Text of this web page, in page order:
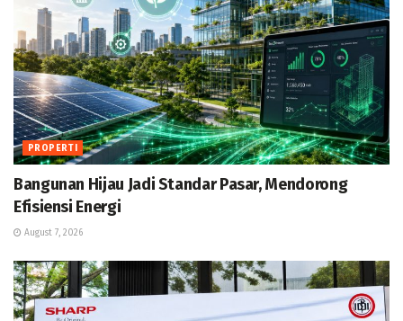
PROPERTI
Bangunan Hijau Jadi Standar Pasar, Mendorong
Efisiensi Energi
August 7, 2026